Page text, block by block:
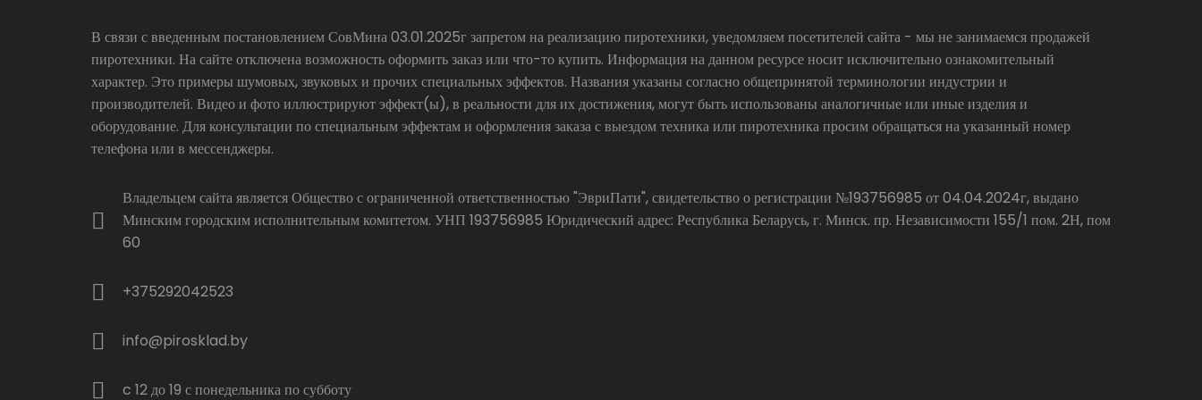
В связи с введенным постановлением СовМина 03.01.2025г запретом на реализацию пиротехники, уведомляем посетителей сайта - мы не занимаемся продажей
пиротехники. На сайте отключена возможность оформить заказ или что-то купить. Информация на данном ресурсе носит исключительно ознакомительный
характер. Это примеры шумовых, звуковых и прочих специальных эффектов. Названия указаны согласно общепринятой терминологии индустрии и
производителей. Видео и фото иллюстрируют эффект(ы), в реальности для их достижения, могут быть использованы аналогичные или иные изделия и
оборудование. Для консультации по специальным эффектам и оформления заказа с выездом техника или пиротехника просим обращаться на указанный номер
телефона или в мессенджеры.
Владельцем сайта является Общество с ограниченной ответственностью "ЭвриПати", свидетельство о регистрации №193756985 от 04.04.2024г, выдано
Минским городским исполнительным комитетом. УНП 193756985 Юридический адрес: Республика Беларусь, г. Минск. пр. Независимости 155/1 пом. 2Н, пом
60
+375292042523
info@pirosklad.by
c 12 до 19 с понедельника по субботу